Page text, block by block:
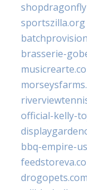
sportszilla.org
brasserie-
official-kelly-
bbq-empire-
drogopets.com